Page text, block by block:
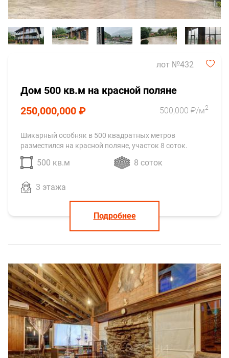
лот №432
Дом 500 кв.м на красной поляне
250,000,000 ₽
500,000 ₽/м2
Шикарный особняк в 500 квадратных метров
разместился на красной поляне, участок 8 соток.
500 кв.м 8 соток
3 этажа
Подробнее